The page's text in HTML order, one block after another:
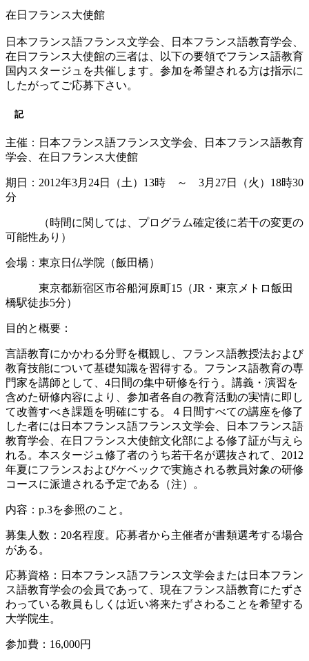
在日フランス大使館
日本フランス語フランス文学会、日本フランス語教育学会、
在日フランス大使館の三者は、以下の要領でフランス語教育
国内スタージュを共催します。参加を希望される方は指示に
したがってご応募下さい。
記
主催：日本フランス語フランス文学会、日本フランス語教育
学会、在日フランス大使館
期日：2012年3月24日（土）13時 ～ 3月27日（火）18時30
分
（時間に関しては、プログラム確定後に若干の変更の
可能性あり）
会場：東京日仏学院（飯田橋）
東京都新宿区市谷船河原町15（JR・東京メトロ飯田
橋駅徒歩5分）
目的と概要：
言語教育にかかわる分野を概観し、フランス語教授法および
教育技能について基礎知識を習得する。フランス語教育の専
門家を講師として、4日間の集中研修を行う。講義・演習を
含めた研修内容により、参加者各自の教育活動の実情に即し
て改善すべき課題を明確にする。４日間すべての講座を修了
した者には日本フランス語フランス文学会、日本フランス語
教育学会、在日フランス大使館文化部による修了証が与えら
れる。本スタージュ修了者のうち若干名が選抜されて、2012
年夏にフランスおよびケベックで実施される教員対象の研修
コースに派遣される予定である（注）。
内容：p.3を参照のこと。
募集人数：20名程度。応募者から主催者が書類選考する場合
がある。
応募資格：日本フランス語フランス文学会または日本フラン
ス語教育学会の会員であって、現在フランス語教育にたずさ
わっている教員もしくは近い将来たずさわることを希望する
大学院生。
参加費：16,000円